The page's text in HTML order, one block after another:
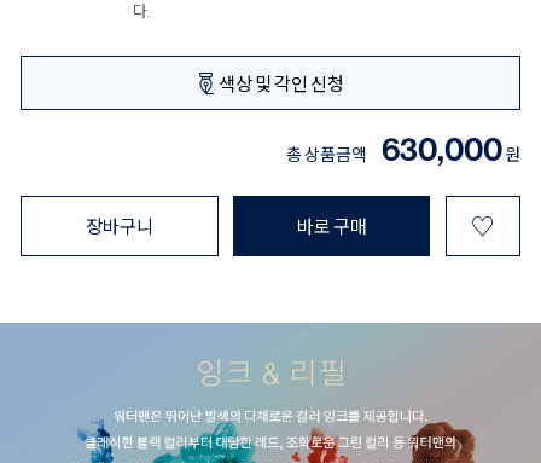
다.
색상 및 각인 신청
총 상품금액 630,000원
장바구니 바로 구매 ♡